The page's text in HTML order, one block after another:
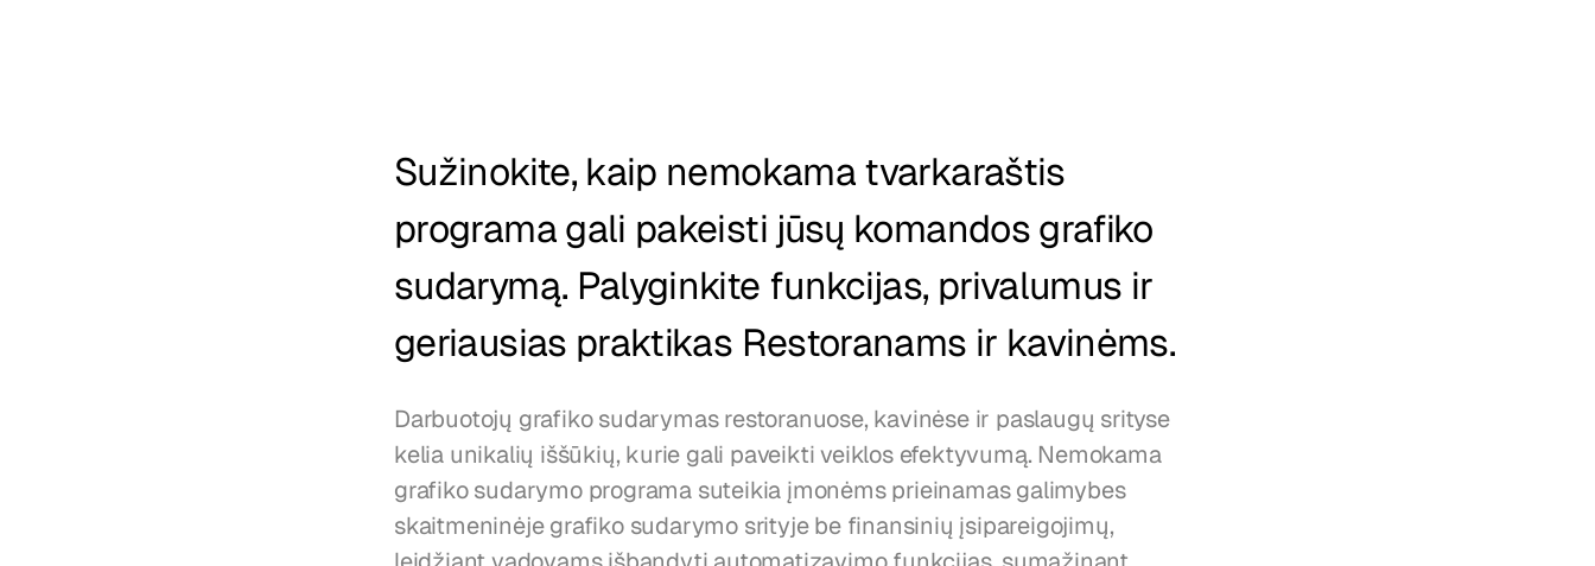
Sužinokite, kaip nemokama tvarkaraštis
programa gali pakeisti jūsų komandos grafiko
sudarymą. Palyginkite funkcijas, privalumus ir
geriausias praktikas Restoranams ir kavinėms.
Darbuotojų grafiko sudarymas restoranuose, kavinėse ir paslaugų srityse
kelia unikalių iššūkių, kurie gali paveikti veiklos efektyvumą. Nemokama
grafiko sudarymo programa suteikia įmonėms prieinamas galimybes
skaitmeninėje grafiko sudarymo srityje be finansinių įsipareigojimų,